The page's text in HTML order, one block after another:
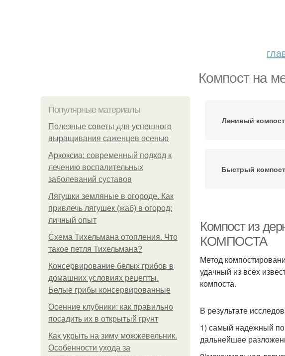
Компост на
Популярные материалы
Полезные советы для успешного
выращивания саженцев осенью
Аркоксиа: современный подход к
лечению воспалительных
заболеваний суставов
Лягушки земляные в огороде. Как
привлечь лягушек (жаб) в огород:
личный опыт
Схема Тихельмана отопления. Что
такое петля Тихельмана?
Консервирование белых грибов в
домашних условиях рецепты.
Белые грибы консервированные
Осенние клубники: как правильно
посадить их в открытый грунт
Как укрыть на зиму можжевельник.
Особенности ухода за
Ленивый компост
Быстрый компост
Компост из
КОМПОСТА
Метод
удачный из всех
компоста.
В результате
1) самый надежный
дальнейшее